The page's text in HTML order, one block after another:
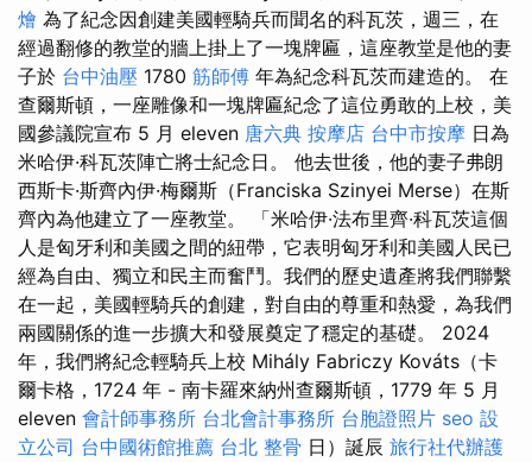
燴 為了紀念因創建美國輕騎兵而聞名的科瓦茨，週三，在
經過翻修的教堂的牆上掛上了一塊牌匾，這座教堂是他的妻
子於 台中油壓 1780 筋師傅 年為紀念科瓦茨而建造的。 在
查爾斯頓，一座雕像和一塊牌匾紀念了這位勇敢的上校，美
國參議院宣布 5 月 eleven 唐六典 按摩店 台中市按摩 日為
米哈伊·科瓦茨陣亡將士紀念日。 他去世後，他的妻子弗朗
西斯卡·斯齊內伊·梅爾斯（Franciska Szinyei Merse）在斯
齊內為他建立了一座教堂。 「米哈伊·法布里齊·科瓦茨這個
人是匈牙利和美國之間的紐帶，它表明匈牙利和美國人民已
經為自由、獨立和民主而奮鬥。我們的歷史遺產將我們聯繫
在一起，美國輕騎兵的創建，對自由的尊重和熱愛，為我們
兩國關係的進一步擴大和發展奠定了穩定的基礎。 2024
年，我們將紀念輕騎兵上校 Mihály Fabriczy Kováts（卡
爾卡格，1724 年 - 南卡羅來納州查爾斯頓，1779 年 5 月
eleven 會計師事務所 台北會計事務所 台胞證照片 seo 設
立公司 台中國術館推薦 台北 整骨 日）誕辰 旅行社代辦護